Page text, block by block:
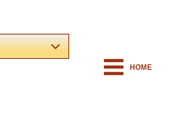
HOME